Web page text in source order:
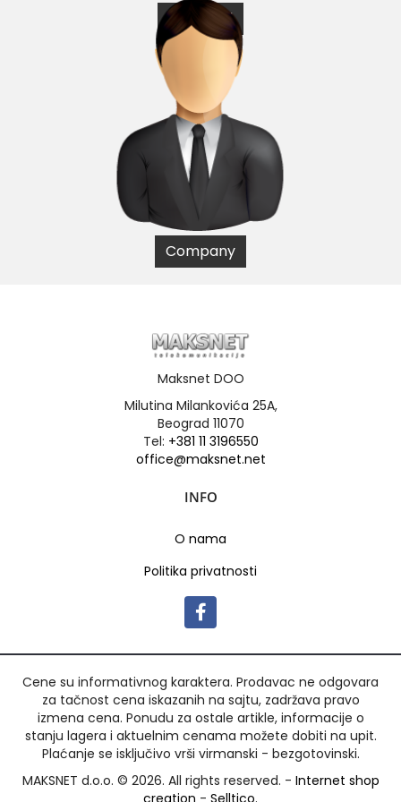
Individual
Company
Maksnet DOO
Milutina Milankovića 25A,
Beograd 11070
Tel: +381 11 3196550
office@maksnet.net
INFO
O nama
Politika privatnosti
Cene su informativnog karaktera. Prodavac ne odgovara
za tačnost cena iskazanih na sajtu, zadržava pravo
izmena cena. Ponudu za ostale artikle, informacije o
stanju lagera i aktuelnim cenama možete dobiti na upit.
Plaćanje se isključivo vrši virmanski - bezgotovinski.
MAKSNET d.o.o. © 2026. All rights reserved. - Internet shop